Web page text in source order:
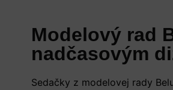
Modelový rad
nadčasovým
Sedačky z modelovej rady